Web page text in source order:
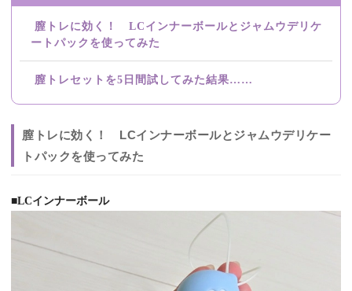
膣トレに効く！ LCインナーボールとジャムウデリケ
ートパックを使ってみた
膣トレセットを5日間試してみた結果……
膣トレに効く！ LCインナーボールとジャムウデリケー
トパックを使ってみた
■LCインナーボール